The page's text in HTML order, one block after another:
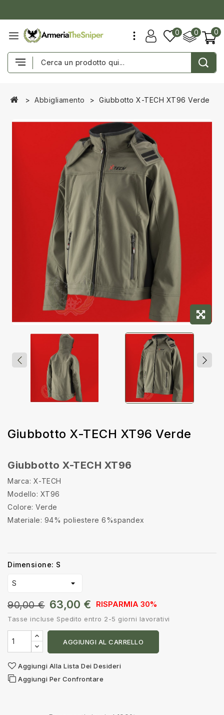
0
0
0
Abbigliamento Giubbotto X-TECH XT96 Verde
Giubbotto X-TECH XT96 Verde
Giubbotto X-TECH XT96
Marca: X-TECH
Modello: XT96
Colore: Verde
Materiale: 94% poliestere 6%spandex
Dimensione: S
90,00 € 63,00 € RISPARMIA 30%
Tasse incluse Spedito entro 2-5 giorni lavorativi
AGGIUNGI AL CARRELLO
Aggiungi Alla Lista Dei Desideri
Aggiungi Per Confrontare